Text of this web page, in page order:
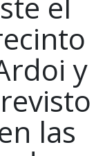
y
las